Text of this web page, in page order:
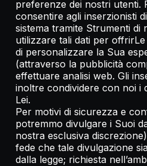
preferenze dei nostri utenti.
consentire agli inserzionisti
sistema tramite Strumenti di
utilizzare tali dati per
di personalizzare la Sua
(attraverso la pubblicità
effettuare analisi web. Gli
inoltre condividere con noi i
Lei.
Per motivi di sicurezza e
potremmo divulgare i Suoi
nostra esclusiva
fede che tale divulgazione
dalla legge; richiesta